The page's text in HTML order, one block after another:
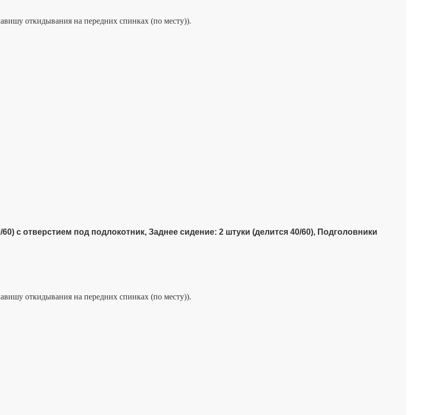
откидывания на передних спинках (по месту)).
с отверстием под подлокотник, Заднее сидение: 2 штуки (делится 40/60), Подголовники
откидывания на передних спинках (по месту)).